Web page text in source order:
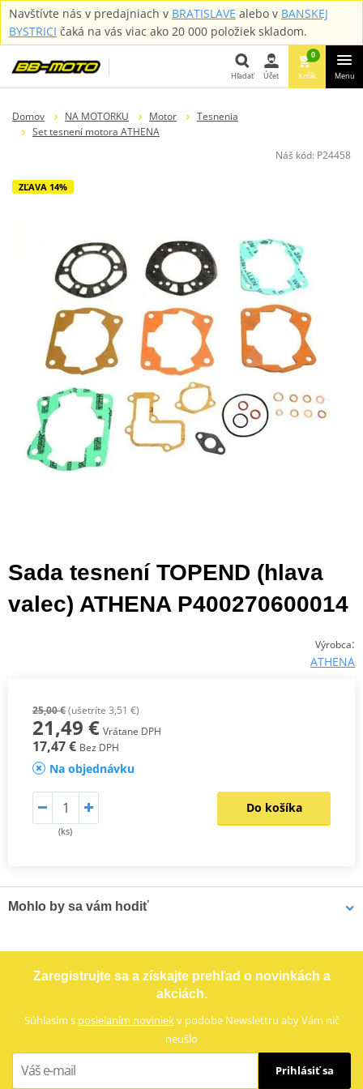
Navštívte nás v predajniach v BRATISLAVE alebo v BANSKEJ
BYSTRICI čaká na vás viac ako 20 000 položiek skladom.
Hľadať Účet
0
Košík Menu
Domov NA MOTORKU Motor
Tesnenia
Set tesnení motora ATHENA
Náš kód: P24458
ZĽAVA 14%
Sada tesnení TOPEND (hlava
valec) ATHENA P400270600014
Výrobca:
ATHENA
25,00 €(ušetríte 3,51 €)
21,49 € Vrátane DPH
17,47 € Bez DPH
Na objednávku
(ks)
Do košíka
Mohlo by sa vám hodiť
Zaregistrujte sa a získajte prehľad o novinkách a
akciách.
Súhlasím s posielaním noviniekv podobe Newslettru aby Vám nič
neušlo
Prihlásiť sa